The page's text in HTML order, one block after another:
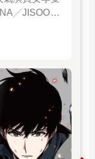
領
能當全知讀